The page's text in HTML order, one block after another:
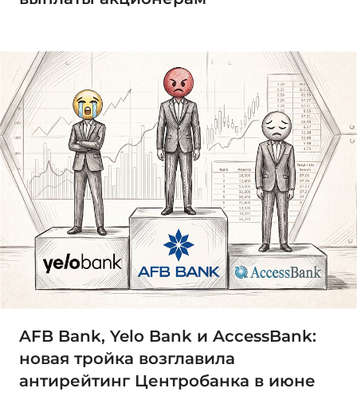
AFB Bank, Yelo Bank и AccessBank:
новая тройка возглавила
антирейтинг Центробанка в июне